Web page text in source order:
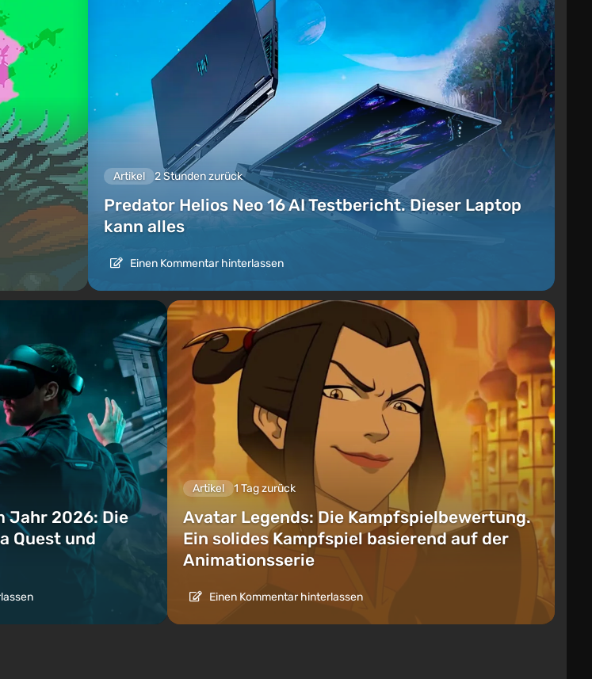
Artikel 2 Stunden zurück
Predator Helios Neo 16 AI Testbericht. Dieser Laptop
kann alles
Einen Kommentar hinterlassen
Jahr 2026: Die
Quest und
Artikel 1 Tag zurück
Avatar Legends: Die Kampfspielbewertung.
Ein solides Kampfspiel basierend auf der
Animationsserie
Einen Kommentar hinterlassen